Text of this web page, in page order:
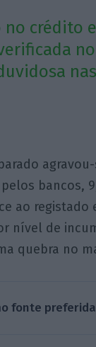
crédito
bancos,
ao registado
nível de
quebra no
fonte